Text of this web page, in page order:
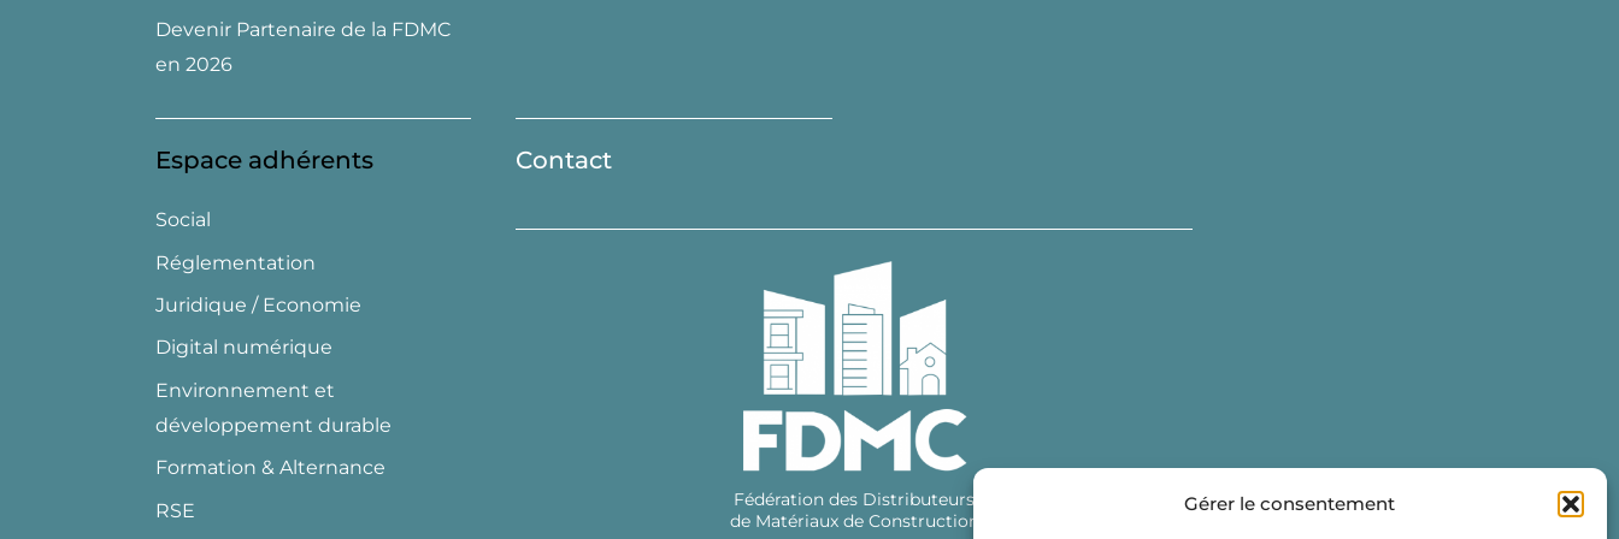
Gérer le consentement
Devenir Partenaire de la FDMC
en 2026
Espace adhérents
Social
Réglementation
Juridique / Economie
Digital numérique
Environnement et
développement durable
Formation & Alternance
RSE
Contact
Fédération des Distributeurs
de Matériaux de Construction